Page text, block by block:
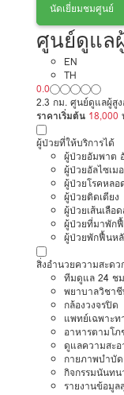
นัดเยี่ยมชมศูนย์
ศูนย์ดูแล
EN
TH
0.0
2.3 กม. ศูนย์ดูแลผู้สู
ราคาเริ่มต้น 18,000
ผู้ป่วยที่ให้บริการได้
ผู้ป่วยอัมพาต
ผู้ป่วยอัลไซเม
ผู้ป่วยโรคหลอ
ผู้ป่วยติดเตียง
ผู้ป่วยเส้นเลือ
ผู้ป่วยที่มาพัก
ผู้ป่วยพักฟื้นห
สิ่งอำนวยความสะดว
ทีมดูแล 24 ช
พยาบาลวิชา
กล้องวงจรปิด
แพทย์เฉพาะท
อาหารตามโ
ดูแลความสะ
กายภาพบำบัด
กิจกรรมนันทน
รายงานข้อมู